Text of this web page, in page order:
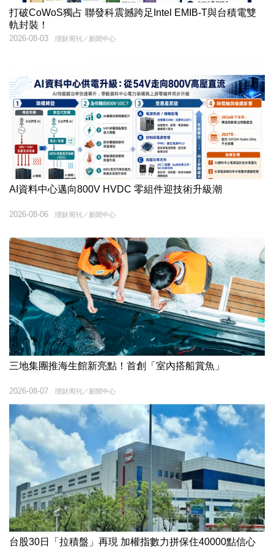
打破CoWoS獨占 聯發科震撼跨足Intel EMIB-T與台積電雙
軌封裝！
理財周刊／新聞中心
2026-08-03
AI資料中心邁向800V HVDC 零組件迎技術升級潮
理財周刊／新聞中心
2026-08-06
三地集團推海生館新亮點！首創「室內搭船賞魚」
理財周刊／新聞中心
2026-08-07
台股30日「拉積盤」再現 加權指數力拼保住40000點信心